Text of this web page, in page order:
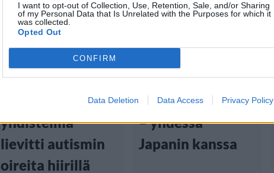
I want to opt-out of Collection, Use, Retention, Sale, and/or Sharing
of my Personal Data that Is Unrelated with the Purposes for which it
was collected.
Opted Out
CONFIRM
Data Deletion Data Access Privacy Policy
4.6.2026, 10:01
Kolmen
yhdistelmä
lievitti autismin
oireita hiirillä
tekoälyyn ja
siruteknologiaan
– yhdessä
Japanin kanssa